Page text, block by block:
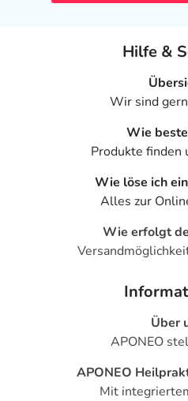
Hilfe &
Wir sind
Wie
Produkte finden
Wie löse ich
Alles zur
Wie erfolgt
Über
APONEO
APONEO
Mit